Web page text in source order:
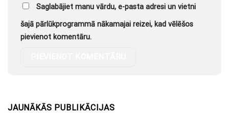
Saglabājiet manu vārdu, e-pasta adresi un vietni
šajā pārlūkprogrammā nākamajai reizei, kad vēlēšos
pievienot komentāru.
JAUNĀKĀS PUBLIKĀCIJAS